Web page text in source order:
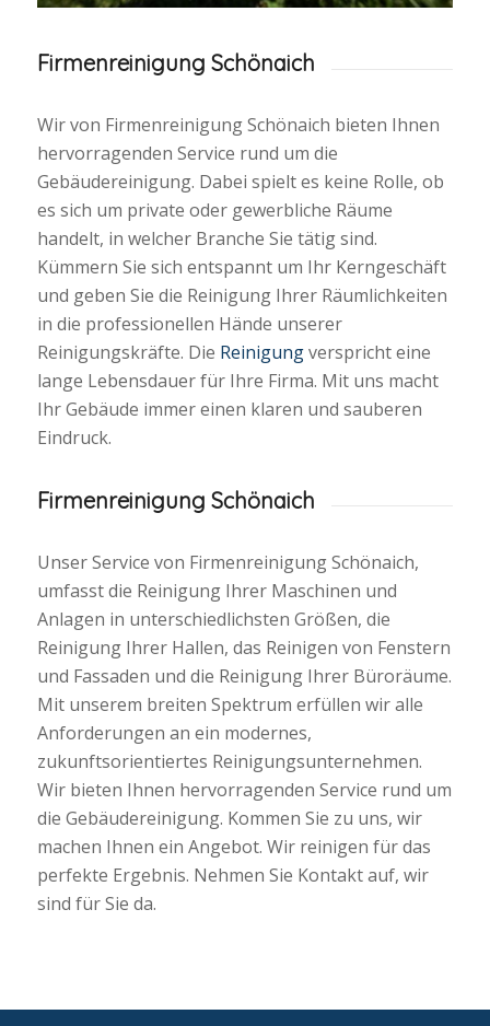
Firmenreinigung Schönaich
Wir von Firmenreinigung Schönaich bieten Ihnen
hervorragenden Service rund um die
Gebäudereinigung. Dabei spielt es keine Rolle, ob
es sich um private oder gewerbliche Räume
handelt, in welcher Branche Sie tätig sind.
Kümmern Sie sich entspannt um Ihr Kerngeschäft
und geben Sie die Reinigung Ihrer Räumlichkeiten
in die professionellen Hände unserer
Reinigungskräfte. Die Reinigungverspricht eine
lange Lebensdauer für Ihre Firma. Mit uns macht
Ihr Gebäude immer einen klaren und sauberen
Eindruck.
Firmenreinigung Schönaich
Unser Service von Firmenreinigung Schönaich,
umfasst die Reinigung Ihrer Maschinen und
Anlagen in unterschiedlichsten Größen, die
Reinigung Ihrer Hallen, das Reinigen von Fenstern
und Fassaden und die Reinigung Ihrer Büroräume.
Mit unserem breiten Spektrum erfüllen wir alle
Anforderungen an ein modernes,
zukunftsorientiertes Reinigungsunternehmen.
Wir bieten Ihnen hervorragenden Service rund um
die Gebäudereinigung. Kommen Sie zu uns, wir
machen Ihnen ein Angebot. Wir reinigen für das
perfekte Ergebnis. Nehmen Sie Kontakt auf, wir
sind für Sie da.